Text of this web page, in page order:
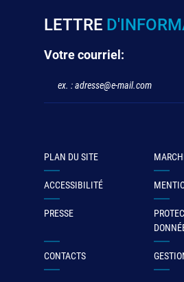
LETTRE
Votre courriel:
PLAN DU SITE
ACCESSIBILITÉ
PRESSE
CONTACTS